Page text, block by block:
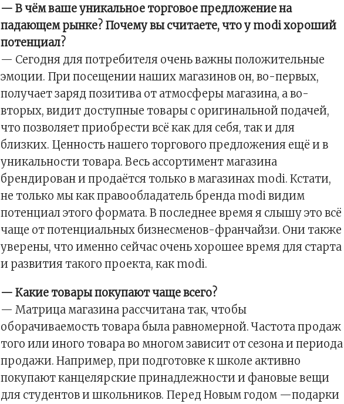
— В чём ваше уникальное торговое предложение на
падающем рынке? Почему вы считаете, что у modi хороший
потенциал?
— Сегодня для потребителя очень важны положительные
эмоции. При посещении наших магазинов он, во-первых,
получает заряд позитива от атмосферы магазина, а во-
вторых, видит доступные товары с оригинальной подачей,
что позволяет приобрести всё как для себя, так и для
близких. Ценность нашего торгового предложения ещё и в
уникальности товара. Весь ассортимент магазина
брендирован и продаётся только в магазинах modi. Кстати,
не только мы как правообладатель бренда modi видим
потенциал этого формата. В последнее время я слышу это всё
чаще от потенциальных бизнесменов-франчайзи. Они также
уверены, что именно сейчас очень хорошее время для старта
и развития такого проекта, как modi.
— Какие товары покупают чаще всего?
— Матрица магазина рассчитана так, чтобы
оборачиваемость товара была равномерной. Частота продаж
того или иного товара во многом зависит от сезона и периода
продажи. Например, при подготовке к школе активно
покупают канцелярские принадлежности и фановые вещи
для студентов и школьников. Перед Новым годом —подарки